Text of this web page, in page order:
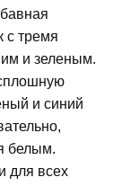
с тремя
и зеленым.
и синий
белым.
для всех